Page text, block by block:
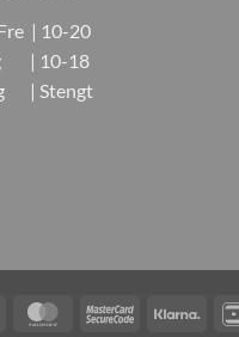
| 10-20
| 10-18
| Stengt
Maestro MasterCardMasterCard